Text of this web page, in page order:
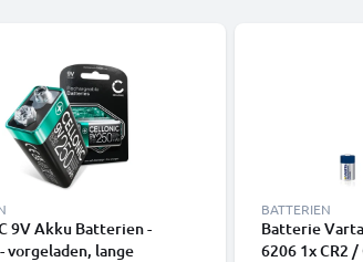
9V Akku Batterien -
vorgeladen, lange
BATTERIEN
Batterie
6206 1x CR2